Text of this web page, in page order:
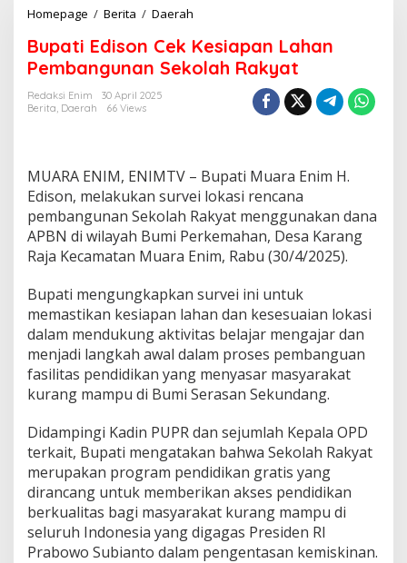
Homepage / Berita / Daerah
p
a
t
o
n
C
e
k
K
s
i
a
p
a
n
L
a
n
P
e
m
b
a
n
Bupati Edison Cek Kesiapan Lahan
Pembangunan Sekolah Rakyat
Redaksi Enim
30 April 2025
Berita, Daerah 66 Views
MUARA ENIM, ENIMTV – Bupati Muara Enim H.
Edison, melakukan survei lokasi rencana
pembangunan Sekolah Rakyat menggunakan dana
APBN di wilayah Bumi Perkemahan, Desa Karang
Raja Kecamatan Muara Enim, Rabu (30/4/2025).
Bupati mengungkapkan survei ini untuk
memastikan kesiapan lahan dan kesesuaian lokasi
dalam mendukung aktivitas belajar mengajar dan
menjadi langkah awal dalam proses pembanguan
fasilitas pendidikan yang menyasar masyarakat
kurang mampu di Bumi Serasan Sekundang.
Didampingi Kadin PUPR dan sejumlah Kepala OPD
terkait, Bupati mengatakan bahwa Sekolah Rakyat
merupakan program pendidikan gratis yang
dirancang untuk memberikan akses pendidikan
berkualitas bagi masyarakat kurang mampu di
seluruh Indonesia yang digagas Presiden RI
Prabowo Subianto dalam pengentasan kemiskinan.